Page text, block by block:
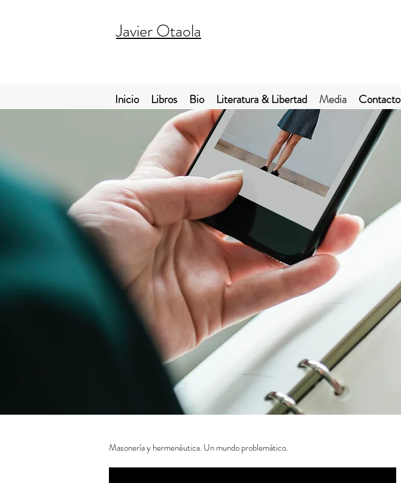
Javier Otaola
Inicio Libros Bio Literatura & Libertad Media Contacto
Masonería y hermenéutica. Un mundo problemático.